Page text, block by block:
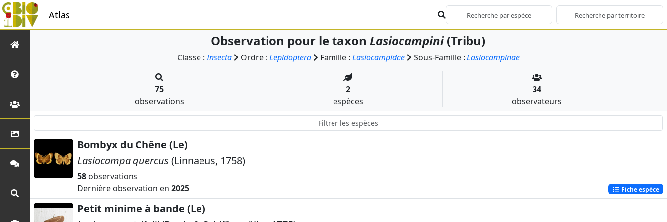
Atlas
Observation pour le taxon Lasiocampini(Tribu)
Classe :Insecta Ordre : Lepidoptera Famille : Lasiocampidae Sous-Famille : Lasiocampinae
75
observations
2
espèces
34
observateurs
Bombyx du Chêne (Le)
Lasiocampa quercus (Linnaeus, 1758)
58 observations
Dernière observation en 2025 Fiche espèce
Petit minime à bande (Le)